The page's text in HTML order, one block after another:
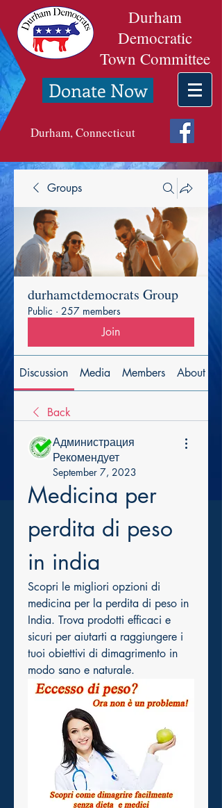
Durham
Democratic
Town Committee
Donate Now
Durham, Connecticut
Groups
durhamctdemocrats Group
Public · 257 members
Join
Discussion Media Members About
Back
Администрация
Рекомендует
September 7, 2023
Medicina per
perdita di peso
in india
Scopri le migliori opzioni di
medicina per la perdita di peso in
India. Trova prodotti efficaci e
sicuri per aiutarti a raggiungere i
tuoi obiettivi di dimagrimento in
modo sano e naturale.